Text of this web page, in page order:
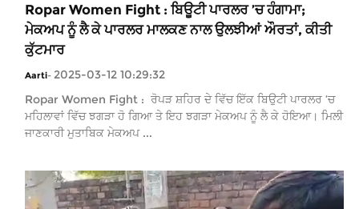
Ropar Women Fight : ਬਿਊਟੀ ਪਾਰਲਰ ’ਚ ਹੰਗਾਮਾ;
ਮੇਕਅਪ ਨੂੰ ਲੈ ਕੇ ਪਾਰਲਰ ਮਾਲਕਣ ਨਾਲ ਉਲਝੀਆਂ ਔਰਤਾਂ, ਕੀਤੀ
ਕੁੱਟਮਾਰ
Aarti- 2025-03-12 10:29:32
Ropar Women Fight : ਰੋਪੜ ਸ਼ਹਿਰ ਦੇ ਵਿੱਚ ਇੱਕ ਬਿਉਟੀ ਪਾਰਲਰ ’ਚ
ਮਹਿਲਾਵਾਂ ਵਿੱਚ ਝਗੜਾ ਹੋ ਗਿਆ ਤੇ ਇਹ ਝਗੜਾ ਮੇਕਅਪ ਨੂੰ ਲੈ ਕੇ ਹੋਇਆ। ਮਿਲੀ
ਜਾਣਕਾਰੀ ਮੁਤਾਬਿਕ ਮੇਕਅਪ ...